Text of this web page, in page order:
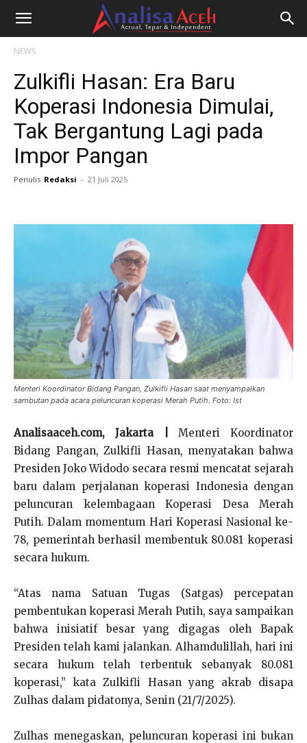
NEWS
Zulkifli Hasan: Era Baru
Koperasi Indonesia Dimulai,
Tak Bergantung Lagi pada
Impor Pangan
Penulis Redaksi - 21 Juli 2025
Menteri Koordinator Bidang Pangan, Zulkifli Hasan saat menyampaikan
sambutan pada acara peluncuran koperasi Merah Putih. Foto: Ist
Analisaaceh.com, Jakarta |
Menteri Koordinator
Bidang Pangan, Zulkifli Hasan, menyatakan bahwa
Presiden Joko Widodo secara resmi mencatat sejarah
baru dalam perjalanan koperasi Indonesia dengan
peluncuran kelembagaan Koperasi Desa Merah
Putih. Dalam momentum Hari Koperasi Nasional ke-
78, pemerintah berhasil membentuk 80.081 koperasi
secara hukum.
“Atas nama Satuan Tugas (Satgas) percepatan
pembentukan koperasi Merah Putih, saya sampaikan
bahwa inisiatif besar yang digagas oleh Bapak
Presiden telah kami jalankan. Alhamdulillah, hari ini
secara hukum telah terbentuk sebanyak 80.081
koperasi,” kata Zulkifli Hasan yang akrab disapa
Zulhas dalam pidatonya, Senin (21/7/2025).
Zulhas menegaskan, peluncuran koperasi ini bukan